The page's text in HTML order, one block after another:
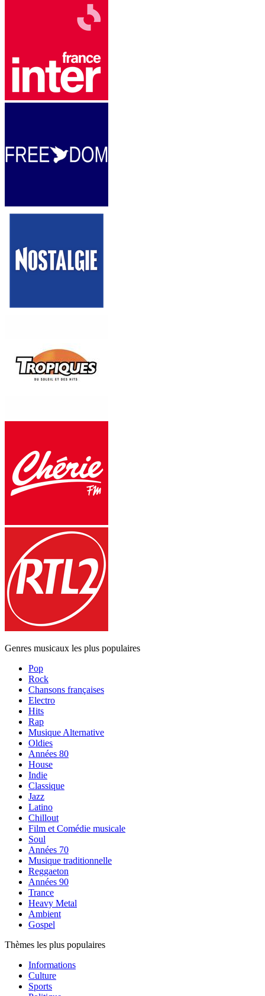
Genres musicaux les plus populaires
Pop
Rock
Chansons françaises
Electro
Hits
Rap
Musique Alternative
Oldies
Années 80
House
Indie
Classique
Jazz
Latino
Chillout
Film et Comédie musicale
Soul
Années 70
Musique traditionnelle
Reggaeton
Années 90
Trance
Heavy Metal
Ambient
Gospel
Thèmes les plus populaires
Informations
Culture
Sports